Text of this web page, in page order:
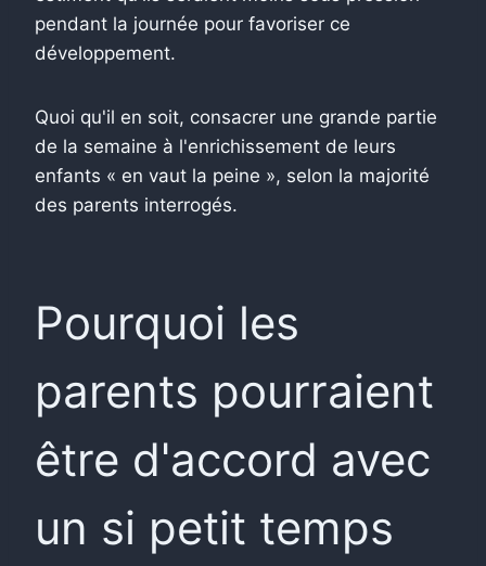
pendant la journée pour favoriser ce
développement.
Quoi qu'il en soit, consacrer une grande partie
de la semaine à l'enrichissement de leurs
enfants « en vaut la peine », selon la majorité
des parents interrogés.
Pourquoi les
parents pourraient
être d'accord avec
un si petit temps